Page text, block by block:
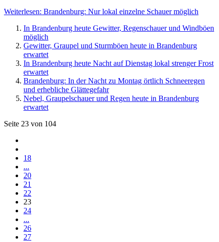
Weiterlesen: Brandenburg: Nur lokal einzelne Schauer möglich
In Brandenburg heute Gewitter, Regenschauer und Windböen
möglich
Gewitter, Graupel und Sturmböen heute in Brandenburg
erwartet
In Brandenburg heute Nacht auf Dienstag lokal strenger Frost
erwartet
Brandenburg: In der Nacht zu Montag örtlich Schneeregen
und erhebliche Glättegefahr
Nebel, Graupelschauer und Regen heute in Brandenburg
erwartet
Seite 23 von 104
18
...
20
21
22
23
24
...
26
27